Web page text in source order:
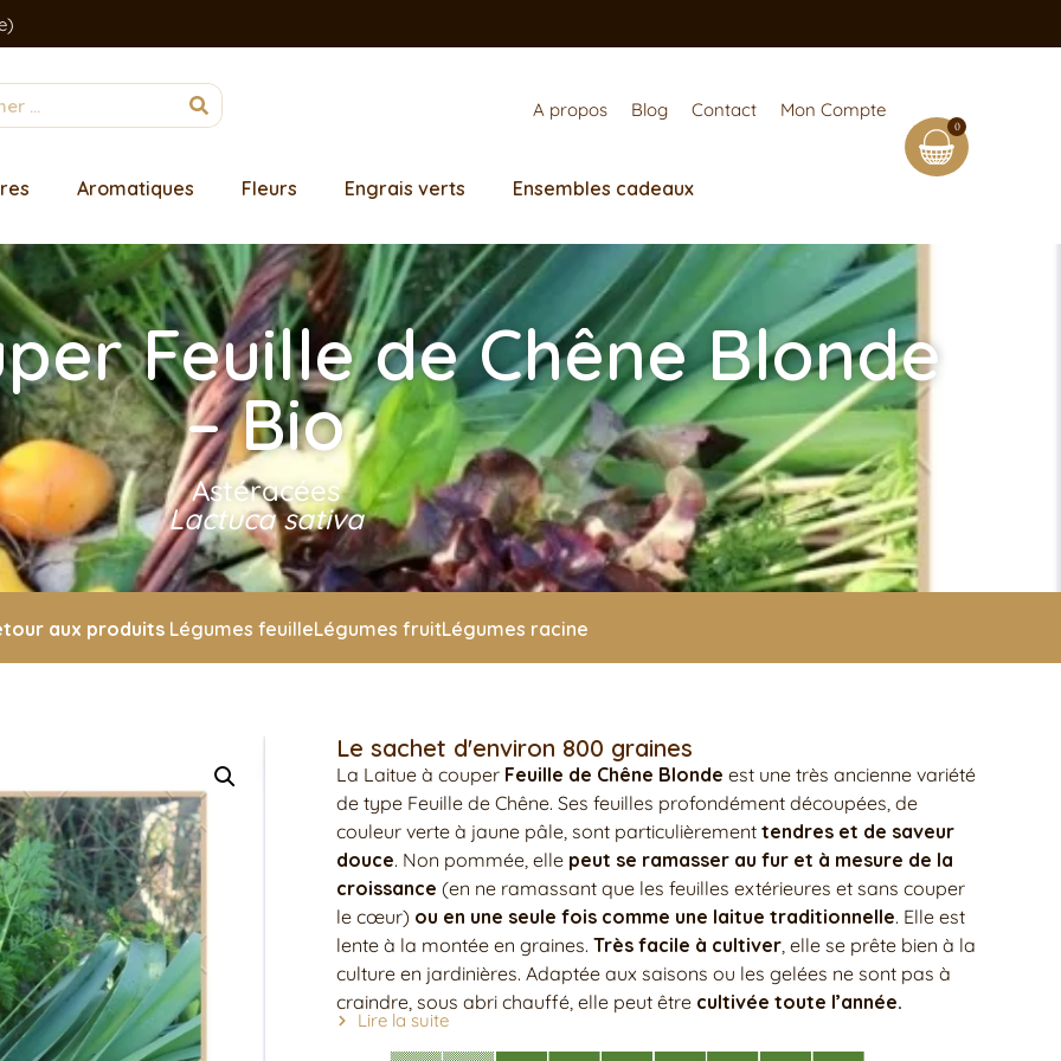
A propos Blog Contact Mon Compte
Aromatiques Fleurs Engrais verts Ensembles cadeaux
0
Feuille de Chêne Blonde
– Bio
Astéracées
Lactuca sativa
aux produits Légumes feuilleLégumes fruitLégumes racine
Le sachet d'environ 800 graines
La Laitue à couper Feuille de Chêne Blonde est une très ancienne variété
de type Feuille de Chêne. Ses feuilles profondément découpées, de
couleur verte à jaune pâle, sont particulièrement tendres et de saveur
douce. Non pommée, elle peut se ramasser au fur et à mesure de la
croissance (en ne ramassant que les feuilles extérieures et sans couper
le cœur) ou en une seule fois comme une laitue traditionnelle. Elle est
lente à la montée en graines. Très facile à cultiver , elle se prête bien à la
culture en jardinières. Adaptée aux saisons ou les gelées ne sont pas à
craindre, sous abri chauffé, elle peut être cultivée toute l’année.
Lire la suite